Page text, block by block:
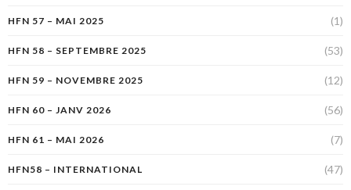
HFN 57 – MAI 2025 (1)
HFN 58 – SEPTEMBRE 2025 (53)
HFN 59 – NOVEMBRE 2025 (12)
HFN 60 – JANV 2026 (56)
HFN 61 – MAI 2026 (7)
HFN58 – INTERNATIONAL (47)